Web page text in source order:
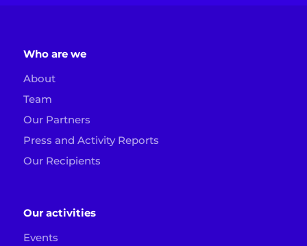
Who are we
About
Team
Our Partners
Press and Activity Reports
Our Recipients
Our activities
Events